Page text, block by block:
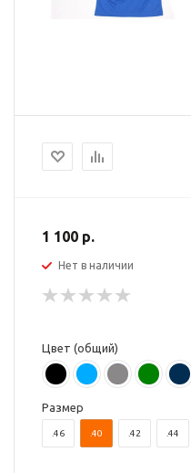
1 100 р.
Нет в наличии
Цвет (общий)
Размер
.46 .40 .42 .44